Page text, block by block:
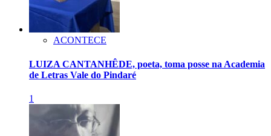
ACONTECE
LUIZA CANTANHÊDE, poeta, toma posse na Academia
de Letras Vale do Pindaré
1